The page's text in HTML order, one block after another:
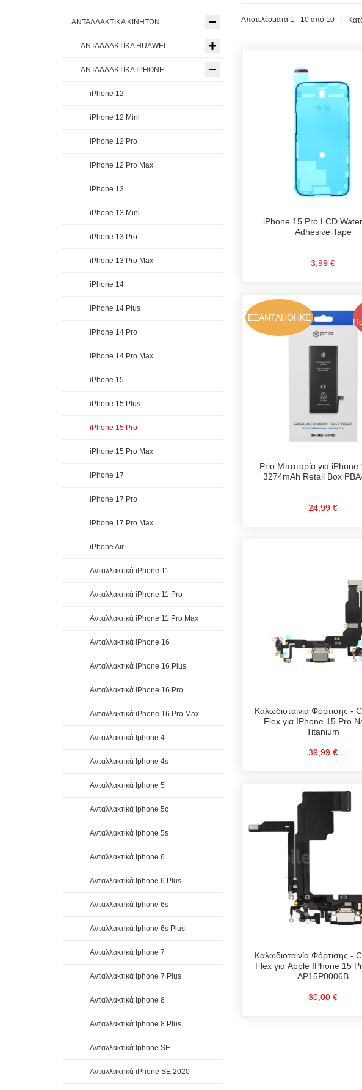
Αποτελέσματα 1 - 10 από 10
iPhone 15 Pro LCD
Adhesive Tape
3,99 €
ΕΞΑΝΤΛΗΘΗΚΕ
Prio Μπαταρία για iPhone
3274mAh Retail Box
24,99 €
Καλωδιοταινία Φόρτισης -
Flex για IPhone 15 Pro
Titanium
39,99 €
Καλωδιοταινία Φόρτισης -
Flex για Apple IPhone 15
AP15P0006B
30,00 €
ΑΝΤΑΛΛΑΚΤΙΚΑ ΚΙΝΗΤΩΝ
ΑΝΤΑΛΛΑΚΤΙΚΑ HUAWEI
ΑΝΤΑΛΛΑΚΤΙΚΑ IPHONE
iPhone 12
iPhone 12 Mini
iPhone 12 Pro
iPhone 12 Pro Max
iPhone 13
iPhone 13 Mini
iPhone 13 Pro
iPhone 13 Pro Max
iPhone 14
iPhone 14 Plus
iPhone 14 Pro
iPhone 14 Pro Max
iPhone 15
iPhone 15 Plus
iPhone 15 Pro
iPhone 15 Pro Max
iPhone 17
iPhone 17 Pro
iPhone 17 Pro Max
iPhone Air
Ανταλλακτικά iPhone 11
Ανταλλακτικά iPhone 11 Pro
Ανταλλακτικά iPhone 11 Pro Max
Ανταλλακτικά iPhone 16
Ανταλλακτικά iPhone 16 Plus
Ανταλλακτικά iPhone 16 Pro
Ανταλλακτικά iPhone 16 Pro Max
Ανταλλακτικά Iphone 4
Ανταλλακτικά Iphone 4s
Ανταλλακτικά Iphone 5
Ανταλλακτικά Iphone 5c
Ανταλλακτικά Iphone 5s
Ανταλλακτικά Iphone 6
Ανταλλακτικά Iphone 6 Plus
Ανταλλακτικά Iphone 6s
Ανταλλακτικά Iphone 6s Plus
Ανταλλακτικά Iphone 7
Ανταλλακτικά Iphone 7 Plus
Ανταλλακτικά Iphone 8
Ανταλλακτικά Iphone 8 Plus
Ανταλλακτικά Iphone SE
Ανταλλακτικά iPhone SE 2020